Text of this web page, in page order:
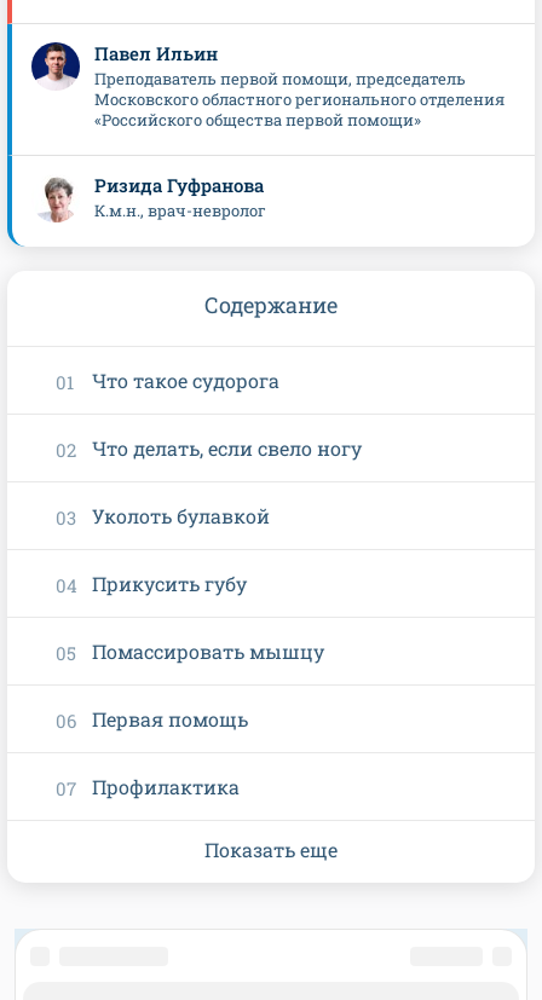
Павел Ильин
Преподаватель первой помощи, председатель
Московского областного регионального отделения
«Российского общества первой помощи»
Ризида Гуфранова
К.м.н., врач-невролог
Содержание
Что такое судорога
Что делать, если свело ногу
Уколоть булавкой
Прикусить губу
Помассировать мышцу
Первая помощь
Профилактика
Показать еще